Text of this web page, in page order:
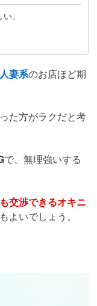
。
人妻系のお店ほど期
た方がラクだと考
で、無理強いする
交渉できるオキニ
よいでしょう。